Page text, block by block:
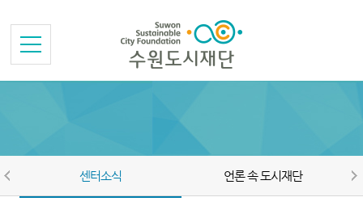
센터소식 언론 속 도시재단